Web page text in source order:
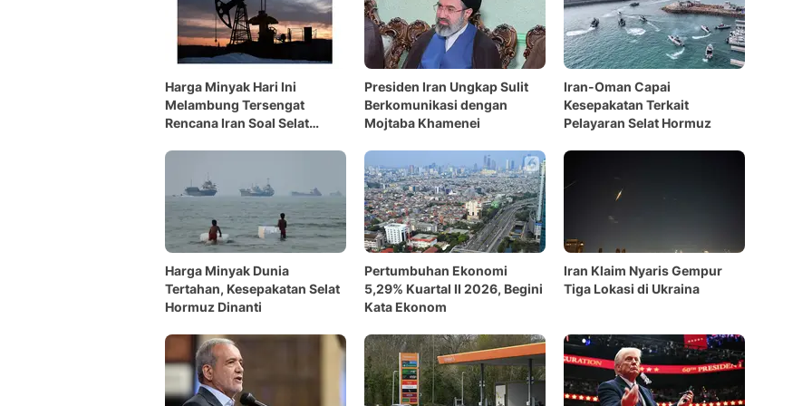
Harga Minyak Hari Ini
Melambung Tersengat
Rencana Iran Soal Selat
Presiden Iran Ungkap Sulit
Berkomunikasi dengan
Mojtaba Khamenei
Iran-Oman Capai
Kesepakatan Terkait
Pelayaran Selat Hormuz
Harga Minyak Dunia
Tertahan, Kesepakatan Selat
Hormuz Dinanti
Pertumbuhan Ekonomi
5,29% Kuartal II 2026, Begini
Kata Ekonom
Iran Klaim Nyaris Gempur
Tiga Lokasi di Ukraina